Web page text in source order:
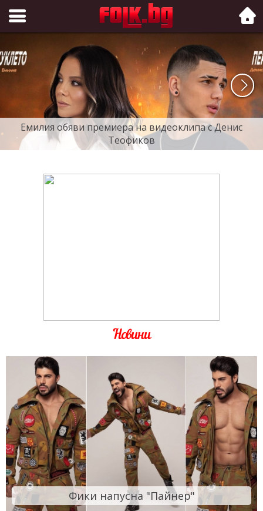
Folk.bg
Емилия обяви премиера на видеоклипа с Денис
Теофиков
Новини
Фики напусна "Пайнер"